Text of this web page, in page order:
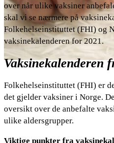
over når ulike vaksiner
skal vi se nærmere på
Folkehelseinstituttet (FHI) og
vaksinekalenderen for 2021.
Vaksinekalenderen
Folkehelseinstituttet (FHI) er
det gjelder vaksiner i Norge.
oversikt over de anbefalte
ulike aldersgrupper.
Viktige punkter fra